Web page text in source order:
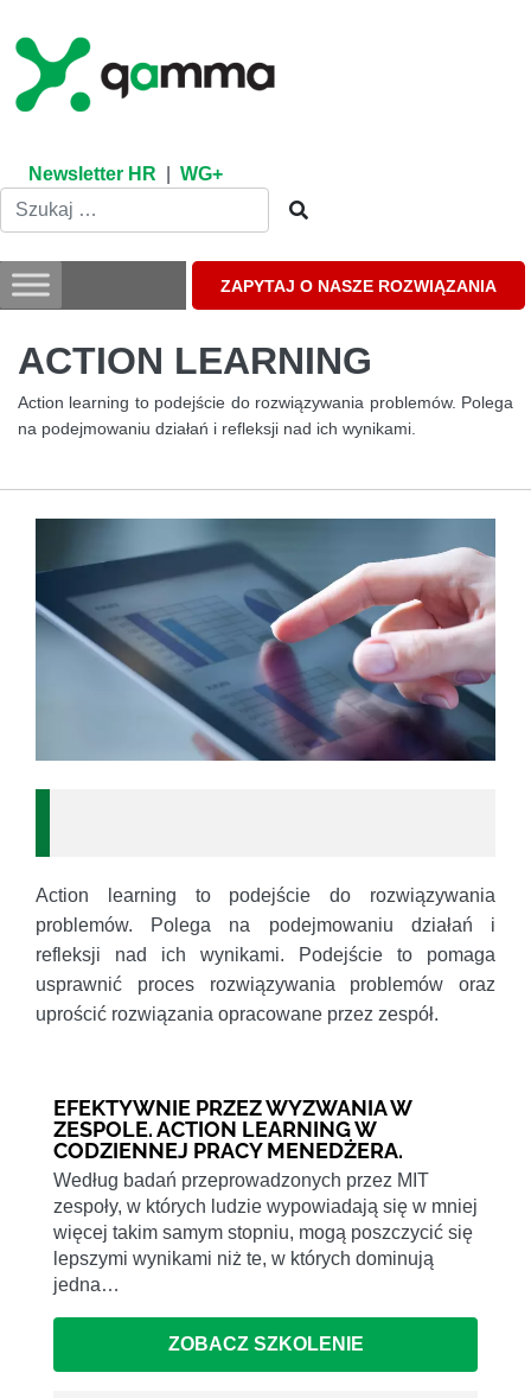
content
Newsletter HR WG+
ZAPYTAJ O NASZE ROZWIĄZANIA
ACTION LEARNING
Action learning to podejście do rozwiązywania problemów. Polega
na podejmowaniu działań i refleksji nad ich wynikami.
Action learning to podejście do rozwiązywania
problemów. Polega na podejmowaniu działań i
refleksji nad ich wynikami. Podejście to pomaga
usprawnić proces rozwiązywania problemów oraz
uprościć rozwiązania opracowane przez zespół.
EFEKTYWNIE PRZEZ WYZWANIA W
ZESPOLE. ACTION LEARNING W
CODZIENNEJ PRACY MENEDŻERA.
Według badań przeprowadzonych przez MIT
zespoły, w których ludzie wypowiadają się w mniej
więcej takim samym stopniu, mogą poszczycić się
lepszymi wynikami niż te, w których dominują
jedna…
ZOBACZ SZKOLENIE